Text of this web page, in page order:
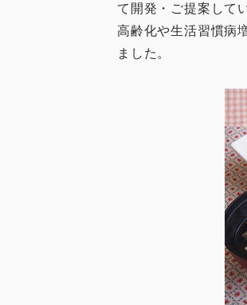
て開発・ご提案して
高齢化や生活習慣病
ました。